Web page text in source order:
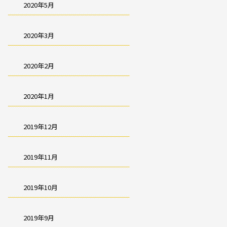
2020年5月
2020年3月
2020年2月
2020年1月
2019年12月
2019年11月
2019年10月
2019年9月